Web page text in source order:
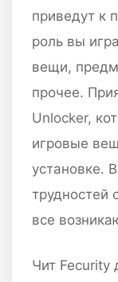
приведут к
роль вы
вещи,
прочее.
Unlocker,
игровые
установке.
трудностей
все
Чит Fecurity